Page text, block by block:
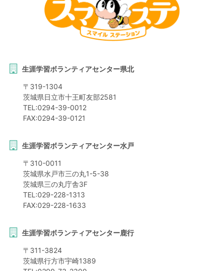
生涯学習ボランティアセンター県北
〒 319-1304
茨城県日立市十王町友部2581
TEL:0294-39-0012
FAX:0294-39-0121
生涯学習ボランティアセンター水戸
〒 310-0011
茨城県水戸市三の丸1-5-38
茨城県三の丸庁舎3F
TEL:029-228-1313
FAX:029-228-1633
生涯学習ボランティアセンター鹿行
〒 311-3824
茨城県行方市宇崎1389